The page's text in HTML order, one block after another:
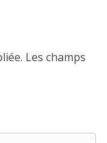
Les champs